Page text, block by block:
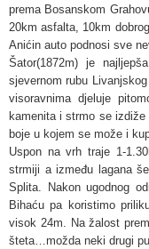
prema Bosanskom
20km asfalta, 10km
Anićin auto podnosi sve
Šator(1872m) je
sjevernom rubu
visoravnima djeluje
kamenita i strmo se
boje u kojem se može i
Uspon na vrh traje 1-
strmiji a između lagana
Splita. Nakon ugodnog
Bihaću pa koristimo
visok 24m. Na žalost
šteta…možda neki drugi